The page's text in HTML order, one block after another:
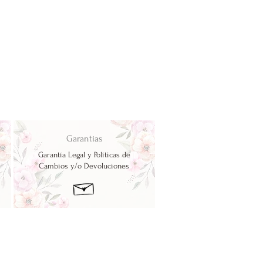
Garantías
Garantía Legal y Políticas de
Cambios y/o Devoluciones